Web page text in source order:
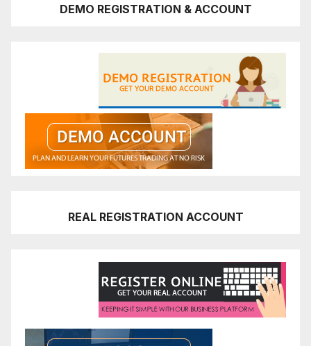
DEMO REGISTRATION & ACCOUNT
REAL REGISTRATION ACCOUNT